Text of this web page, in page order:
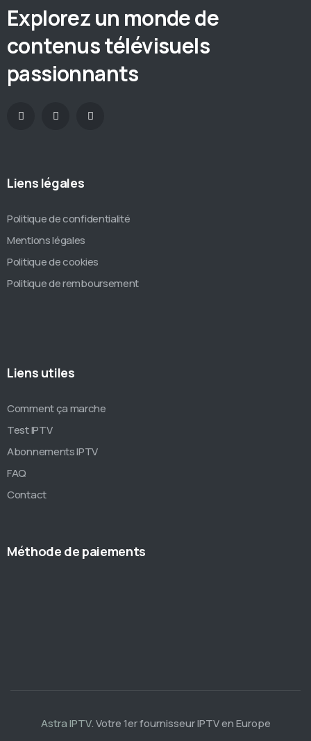
Explorez un monde de
contenus télévisuels
passionnants
Liens légales
Politique de confidentialité
Mentions légales
Politique de cookies
Politique de remboursement
Liens utiles
Comment ça marche
Test IPTV
Abonnements IPTV
FAQ
Contact
Méthode de paiements
Astra IPTV. Votre 1er fournisseur IPTV en Europe